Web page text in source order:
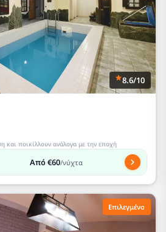
8.6/10
και ποικίλλουν ανάλογα με την εποχή
Από €60/νύχτα
Επιλεγμένο